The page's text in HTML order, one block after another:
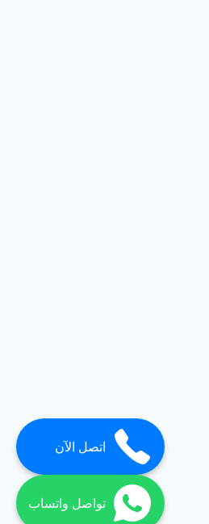
اتصل الآن
تواصل واتساب